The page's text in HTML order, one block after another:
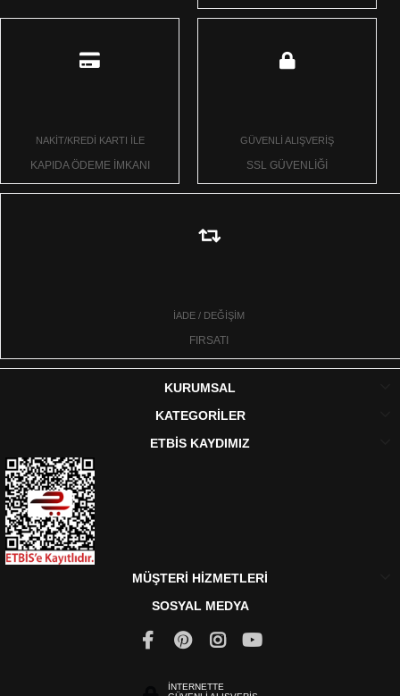
NAKİT/KREDİ KARTI İLE
KAPIDA ÖDEME İMKANI
GÜVENLİ ALIŞVERİŞ
SSL GÜVENLİĞİ
İADE / DEĞİŞİM
FIRSATI
KURUMSAL
KATEGORİLER
ETBİS KAYDIMIZ
MÜŞTERİ HİZMETLERİ
SOSYAL MEDYA
İNTERNETTE